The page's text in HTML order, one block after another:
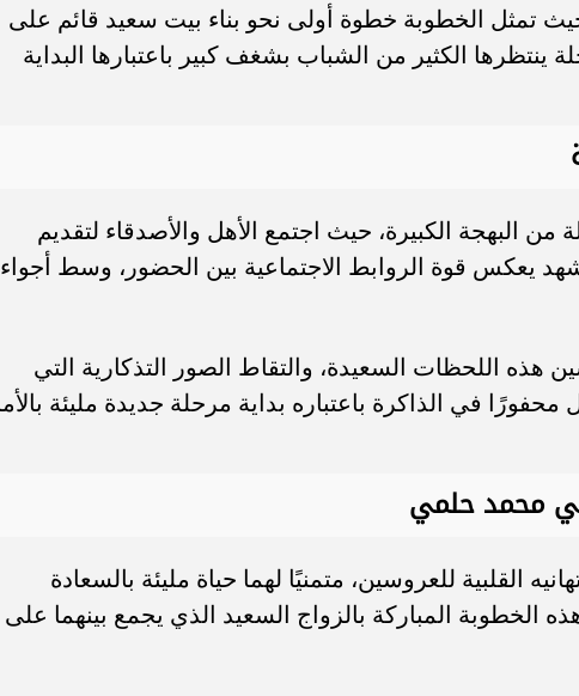
تمثل الخطوبة خطوة أولى نحو بناء بيت سعيد قائم على
ينتظرها الكثير من الشباب بشغف كبير باعتبارها البداية
من البهجة الكبيرة، حيث اجتمع الأهل والأصدقاء لتقديم
يعكس قوة الروابط الاجتماعية بين الحضور، وسط أجواء
اللحظات السعيدة، والتقاط الصور التذكارية التي
في الذاكرة باعتباره بداية مرحلة جديدة مليئة
محمد حلمي
القلبية للعروسين، متمنيًا لهما حياة مليئة بالسعادة
الخطوبة المباركة بالزواج السعيد الذي يجمع بينهما على